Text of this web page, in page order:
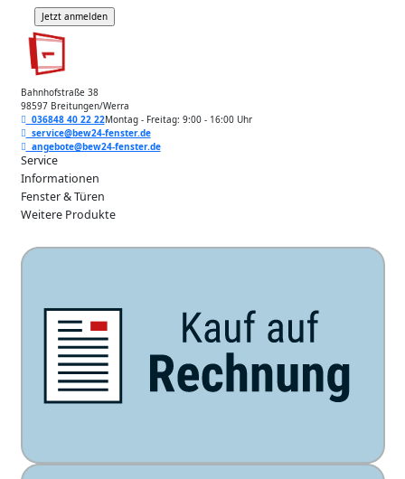
Bahnhofstraße 38
98597 Breitungen/Werra
036848 40 22 22Montag - Freitag: 9:00 - 16:00 Uhr
service@bew24-fenster.de
angebote@bew24-fenster.de
Service
Informationen
Fenster & Türen
Weitere Produkte